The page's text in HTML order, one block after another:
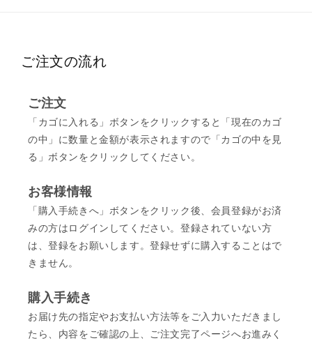
ご注文の流れ
ご注文
「カゴに入れる」ボタンをクリックすると「現在のカゴ
の中」に数量と金額が表示されますので「カゴの中を見
る」ボタンをクリックしてください。
お客様情報
「購入手続きへ」ボタンをクリック後、会員登録がお済
みの方はログインしてください。登録されていない方
は、登録をお願いします。登録せずに購入することはで
きません。
購入手続き
お届け先の指定やお支払い方法等をご入力いただきまし
たら、内容をご確認の上、ご注文完了ページへお進みく